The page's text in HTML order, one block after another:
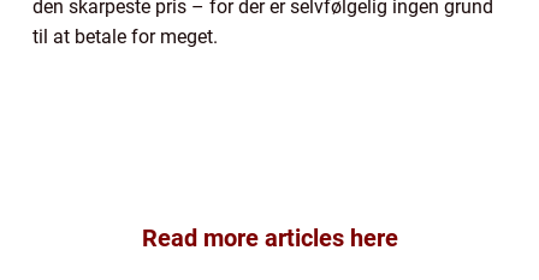
den skarpeste pris – for der er selvfølgelig ingen grund
til at betale for meget.
Read more articles here